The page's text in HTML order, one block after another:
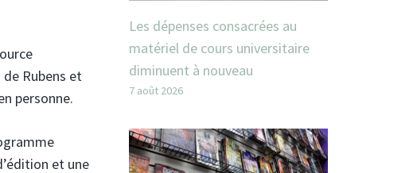
Rubens et
personne.
et une
Les dépenses consacrées au
matériel de cours universitaire
diminuent à nouveau
7 août 2026